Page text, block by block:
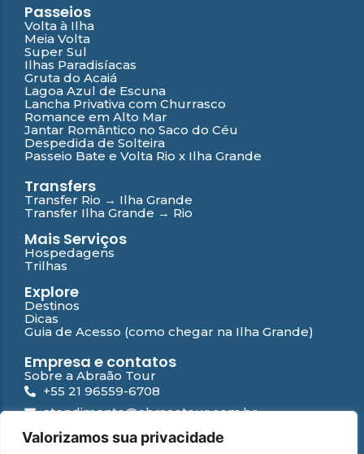
Valorizamos sua privacidade
Passeios
Volta à Ilha
Meia Volta
Super Sul
Ilhas Paradisíacas
Gruta do Acaiá
Lagoa Azul de Escuna
Lancha Privativa com Churrasco
Romance em Alto Mar
Jantar Romântico no Saco do Céu
Despedida de Solteira
Passeio Bate e Volta Rio x Ilha Grande
Transfers
Transfer Rio → Ilha Grande
Transfer Ilha Grande → Rio
Mais Serviços
Hospedagens
Trilhas
Explore
Destinos
Dicas
Guia de Acesso (como chegar na Ilha Grande)
Empresa e contatos
Sobre a Abraão Tour
+55 21 96559-6708
atendimento@abraaotour.com.br
Ilha Grande